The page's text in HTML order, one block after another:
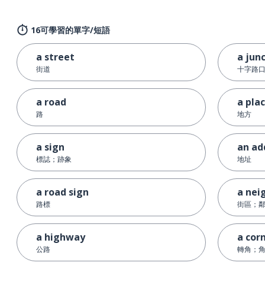
16可學習的單字/短語
a street
街道
a road
路
a sign
標誌；跡象
a road sign
路標
a highway
公路
a
十字路
a
地方
an
地址
a
街區；
a
轉角；